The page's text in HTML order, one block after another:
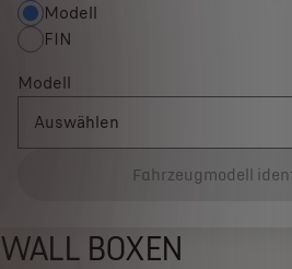
Modell
FIN
Modell
Auswählen
Fahrzeugmodell
WALL BOXEN